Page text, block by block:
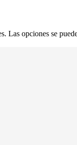
Las opciones se